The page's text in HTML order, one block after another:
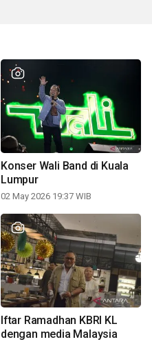
Konser Wali Band di Kuala
Lumpur
02 May 2026 19:37 WIB
Iftar Ramadhan KBRI KL
dengan media Malaysia